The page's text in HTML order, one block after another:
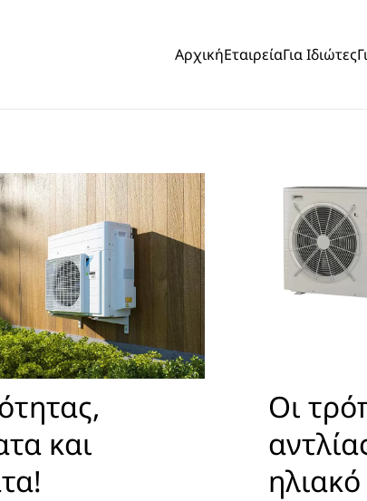
ΑρχικήΕταιρείαΓια Ιδιώτες
και
Οι